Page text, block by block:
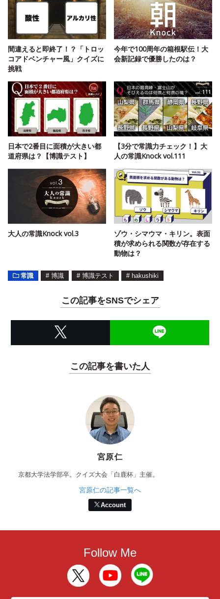
間違えると即終了！？「トロッ
コアドベンチャー風」クイズに
挑戦
今年で100周年の箱根駅伝！大
会新記録で優勝したのは？
日本で2番目に面積が大きい都
道府県は？【博識テスト】
【3分で常識力チェック！】大
人の常識Knock vol.111
大人の常識Knock vol.3
ゾウ・シマウマ・キリン。表面
積が求められる関数が存在する
動物は？
常識 # 博識 # 博識テスト # hakushiki
この記事をSNSでシェア
この記事を書いた人
宮原仁
京都大学法学部卒。クイズ大会「白鹿杯」主催。
宮原仁の記事一覧へ
Account
Follow Me